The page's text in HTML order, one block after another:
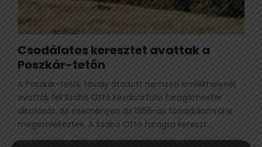
Csodálatos keresztet avattak a
Poszkár-tetőn
A Poszkár-tetői, tavaly átadott nemzeti emlékhelynél
avatták fel Szabó Ottó kézdisárfalvi faragómester
alkotását. Az eseményen az 1956-os forradalomról is
megemlékeztek. A Szabó Ottó faragta kereszt...